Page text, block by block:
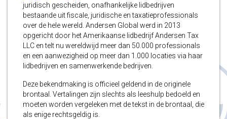
juridisch gescheiden, onafhankelijke lidbedrijven
bestaande uit fiscale, juridische en taxatieprofessionals
over de hele wereld. Andersen Global werd in 2013
opgericht door het Amerikaanse lidbedrijf Andersen Tax
LLC en telt nu wereldwijd meer dan 50.000 professionals
en een aanwezigheid op meer dan 1.000 locaties via haar
lidbedrijven en samenwerkende bedrijven.
Deze bekendmaking is officieel geldend in de originele
brontaal. Vertalingen zijn slechts als leeshulp bedoeld en
moeten worden vergeleken met de tekst in de brontaal, die
als enige rechtsgeldig is.